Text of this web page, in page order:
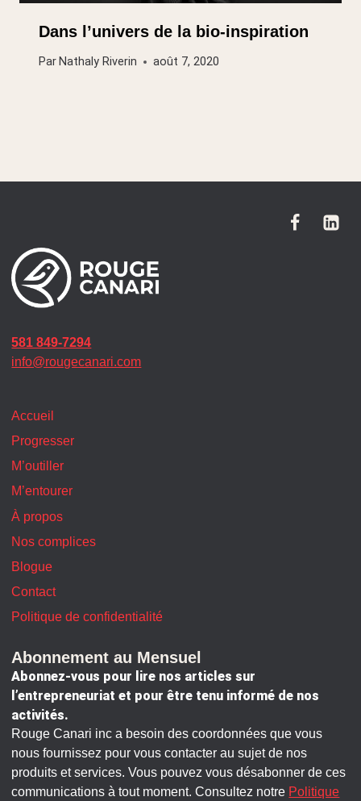
Dans l’univers de la bio-inspiration
Par Nathaly Riverin août 7, 2020
581 849-7294
info@rougecanari.com
Accueil
Progresser
M’outiller
M’entourer
À propos
Nos complices
Blogue
Contact
Politique de confidentialité
Abonnement au Mensuel
Abonnez-vous pour lire nos articles sur
l’entrepreneuriat et pour être tenu informé de nos
activités.
Rouge Canari inc a besoin des coordonnées que vous
nous fournissez pour vous contacter au sujet de nos
produits et services. Vous pouvez vous désabonner de ces
communications à tout moment. Consultez notre Politique